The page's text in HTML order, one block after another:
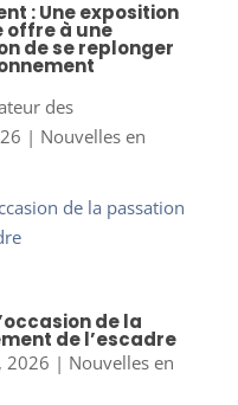
: Une exposition
offre à une
de se replonger
des
| Nouvelles en
de la
de l’escadre
2026 | Nouvelles en